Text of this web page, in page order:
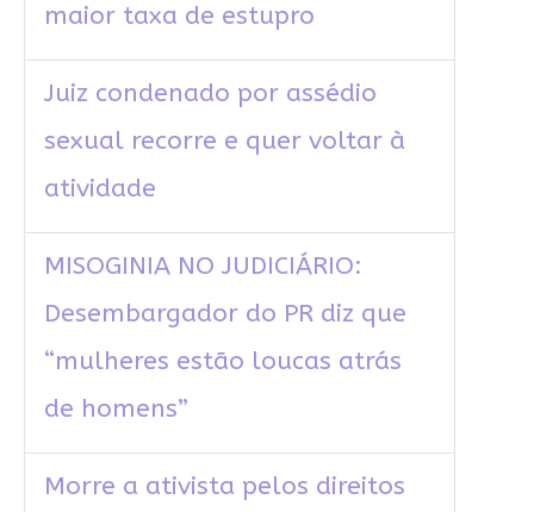
maior taxa de estupro
Juiz condenado por assédio
sexual recorre e quer voltar à
atividade
MISOGINIA NO JUDICIÁRIO:
Desembargador do PR diz que
“mulheres estão loucas atrás
de homens”
Morre a ativista pelos direitos